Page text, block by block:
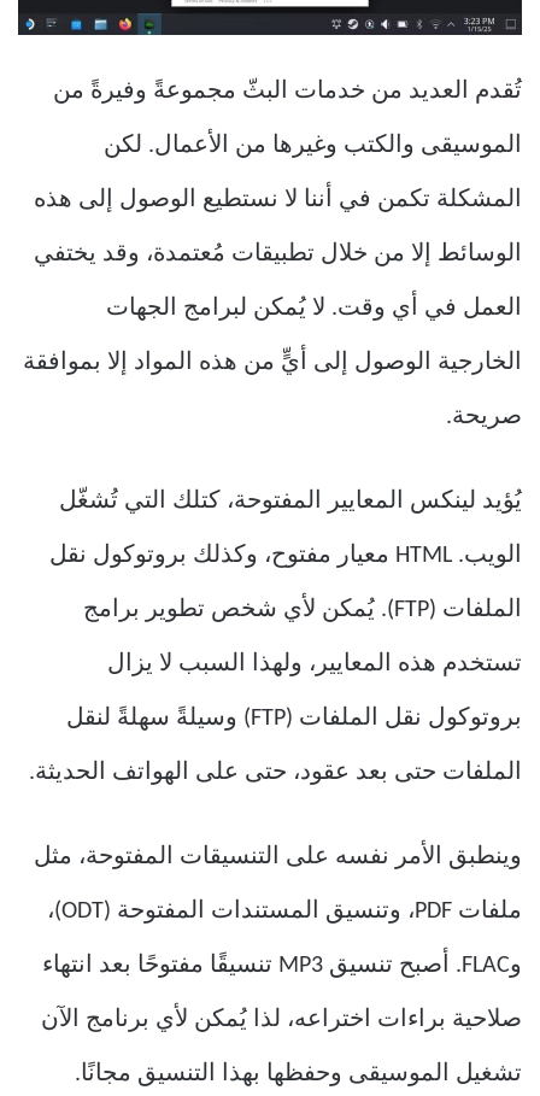
تُقدم العديد من خدمات البثّ مجموعةً وفيرةً من
الموسيقى والكتب وغيرها من الأعمال. لكن
المشكلة تكمن في أننا لا نستطيع الوصول إلى هذه
الوسائط إلا من خلال تطبيقات مُعتمدة، وقد يختفي
العمل في أي وقت. لا يُمكن لبرامج الجهات
الخارجية الوصول إلى أيٍّ من هذه المواد إلا بموافقة
صريحة.
يُؤيد لينكس المعايير المفتوحة، كتلك التي تُشغّل
الويب. HTML معيار مفتوح، وكذلك بروتوكول نقل
الملفات (FTP). يُمكن لأي شخص تطوير برامج
تستخدم هذه المعايير، ولهذا السبب لا يزال
بروتوكول نقل الملفات (FTP) وسيلةً سهلةً لنقل
الملفات حتى بعد عقود، حتى على الهواتف الحديثة.
وينطبق الأمر نفسه على التنسيقات المفتوحة، مثل
ملفات PDF، وتنسيق المستندات المفتوحة (ODT)،
وFLAC. أصبح تنسيق MP3 تنسيقًا مفتوحًا بعد انتهاء
صلاحية براءات اختراعه، لذا يُمكن لأي برنامج الآن
تشغيل الموسيقى وحفظها بهذا التنسيق مجانًا.